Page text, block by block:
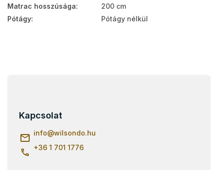
Matrac hosszúsága:
200 cm
Pótágy: Pótágy nélkül
Kapcsolat
info@wilsondo.hu
+36 1 701 1776